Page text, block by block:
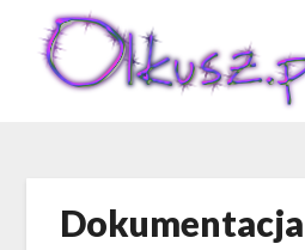
content